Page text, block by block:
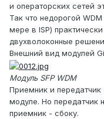
и операторских сетей
Так что недорогой
мере в ISP)
двухволоконные
Внешний вид модулей
Модуль SFP WDM
Приемник и
модуле. Но передатчик
приемник - сбоку.